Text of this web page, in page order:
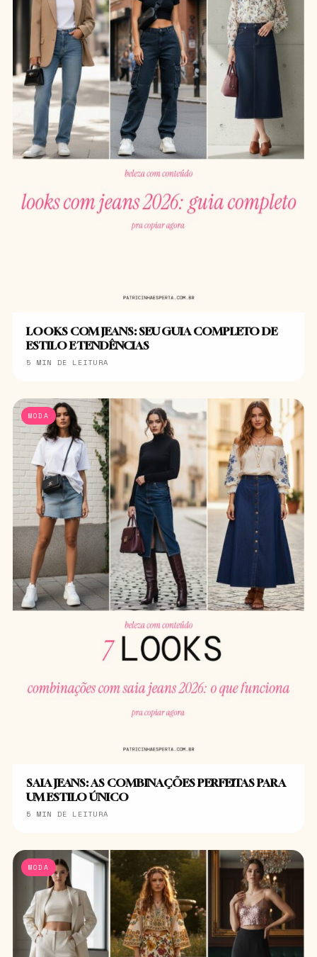
LOOKS COM JEANS: SEU GUIA COMPLETO DE
ESTILO E TENDÊNCIAS
5 MIN DE LEITURA
MODA
SAIA JEANS: AS COMBINAÇÕES PERFEITAS PARA
UM ESTILO ÚNICO
5 MIN DE LEITURA
MODA